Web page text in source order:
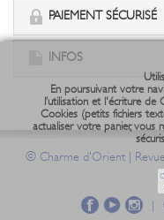
PAIEMENT SÉCURISÉ
INFOS
© Charme d'Orient |
|
En poursuivant votre
l’utilisation et l'écriture de
Cookies (petits fichiers
actualiser votre panier, vous